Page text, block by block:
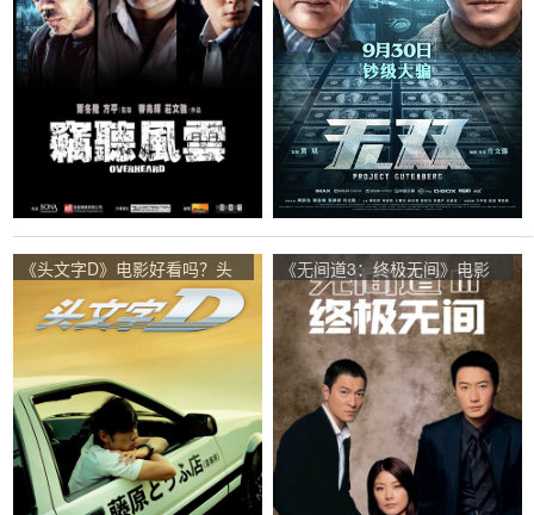
《头文字D》电影好看吗？头
文字D影评及简介
《无间道3：终极无间》电影
好看吗？无间道3：终极无间
影评及简介